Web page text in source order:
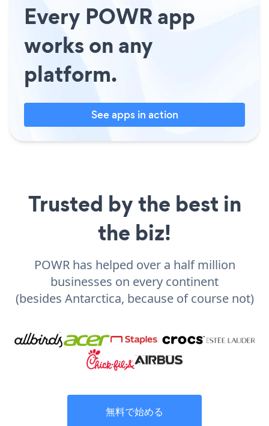
Every POWR app
works on any
platform.
See apps in action
Trusted by the best in
the biz!
POWR has helped over a half million
businesses on every continent
(besides Antarctica, because of course not)
無料で始める